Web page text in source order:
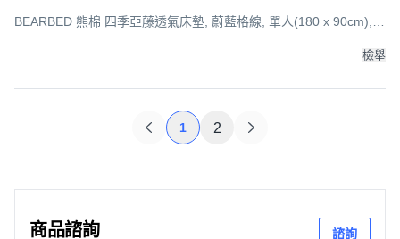
BEARBED 熊棉 四季亞藤透氣床墊, 蔚藍格線, 單人(180 x 90cm),
檢舉
1 2
商品諮詢 諮詢